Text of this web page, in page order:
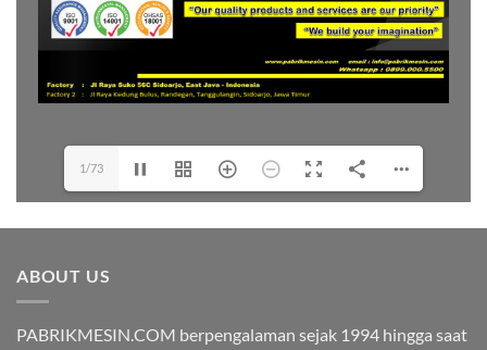
1/73
ABOUT US
PABRIKMESIN.COM berpengalaman sejak 1994 hingga saat